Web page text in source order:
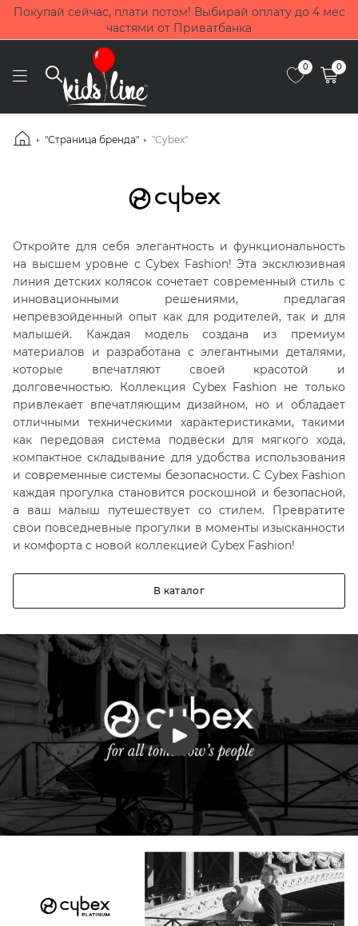
Покупай сейчас, плати потом! Выбирай оплату до 4 мес
частями от Приватбанка
0 0
"Страница бренда" "Cybex"
Откройте для себя элегантность и функциональность
на высшем уровне с Cybex Fashion! Эта эксклюзивная
линия детских колясок сочетает современный стиль с
инновационными решениями, предлагая
непревзойденный опыт как для родителей, так и для
малышей. Каждая модель создана из премиум
материалов и разработана с элегантными деталями,
которые впечатляют своей красотой и
долговечностью. Коллекция Cybex Fashion не только
привлекает впечатляющим дизайном, но и обладает
отличными техническими характеристиками, такими
как передовая система подвески для мягкого хода,
компактное складывание для удобства использования
и современные системы безопасности. С Cybex Fashion
каждая прогулка становится роскошной и безопасной,
а ваш малыш путешествует со стилем. Превратите
свои повседневные прогулки в моменты изысканности
и комфорта с новой коллекцией Cybex Fashion!
В каталог